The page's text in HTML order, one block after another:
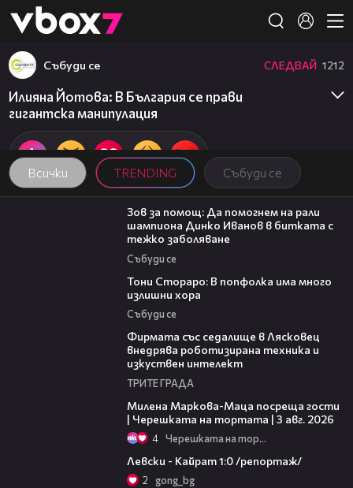
👾
Всички TRENDING Събуди се
Събуди се СЛЕДВАЙ 1212
Илияна Йотова: В България се прави
гигантска манипулация
03:29
Зов за помощ: Да помогнем на рали
шампиона Динко Иванов в битката с
тежко заболяване
Събуди се
Тони Стораро: В попфолка има много
излишни хора
Събуди се
Фирмата със седалище в Лясковец
внедрява роботизирана техника и
изкуствен интелект
ТРИТЕ ГРАДА
Милена Маркова-Маца посреща гости
| Черешката на тортата | 3 авг. 2026
4 Черешката на тортата
Левски - Кайрат 1:0 /репортаж/
2 gong_bg